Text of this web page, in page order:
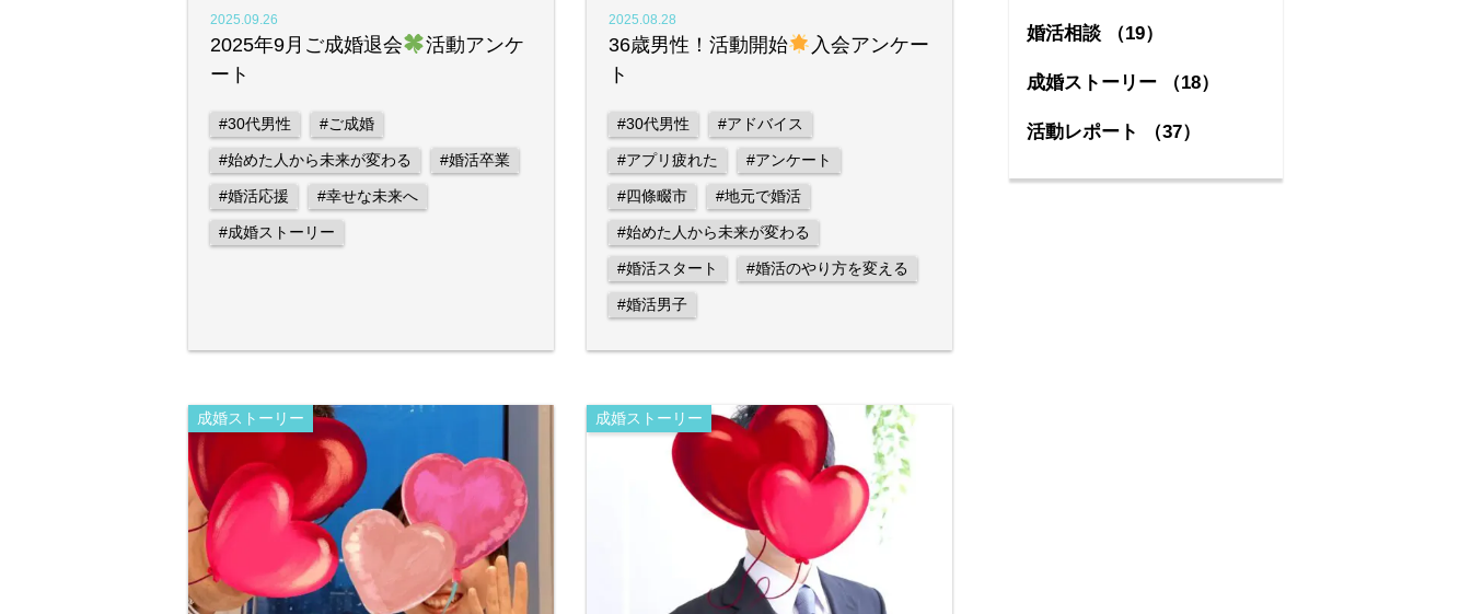
2025.09.26
2025年9月ご成婚退会
活動アンケ
ート
#30代男性 #ご成婚
#始めた人から未来が変わる #婚活卒業
#婚活応援 #幸せな未来へ
#成婚ストーリー
2025.08.28
36歳男性！活動開始
入会アンケー
ト
#30代男性 #アドバイス
#アプリ疲れた #アンケート
#四條畷市 #地元で婚活
#始めた人から未来が変わる
#婚活スタート #婚活のやり方を変える
#婚活男子
成婚ストーリー 成婚ストーリー
婚活相談 （19）
成婚ストーリー （18）
活動レポート （37）